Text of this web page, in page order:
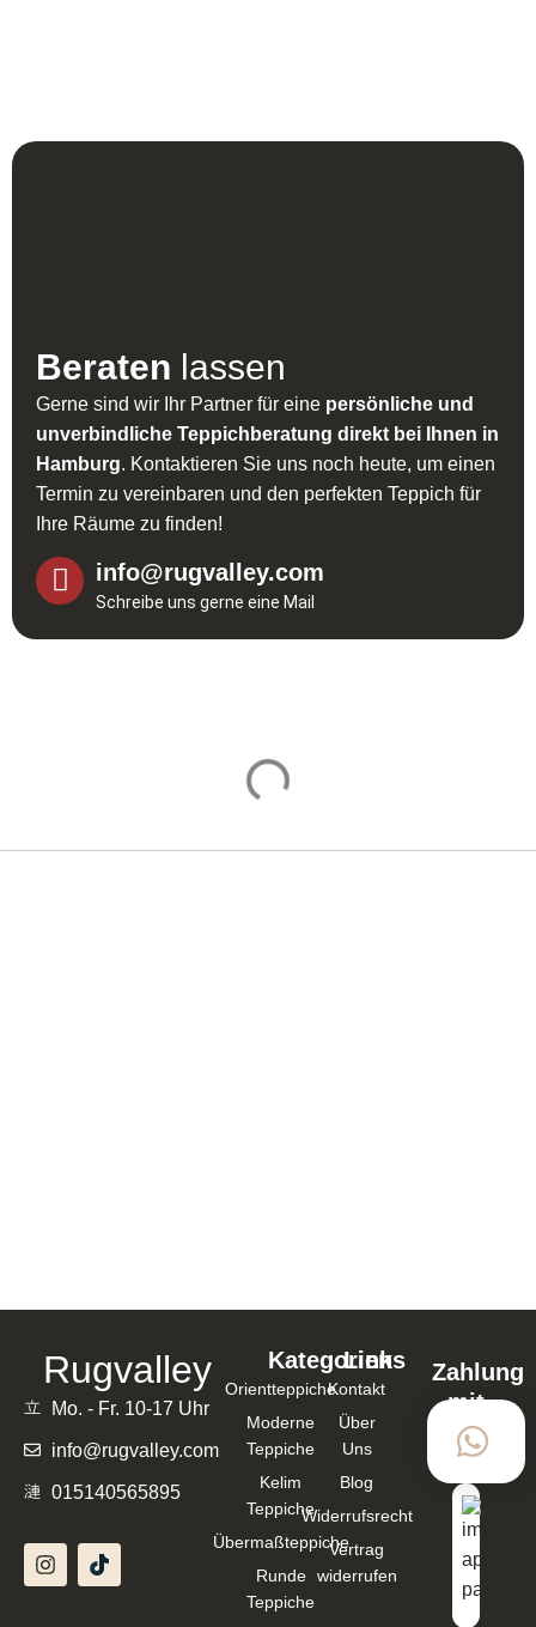
Beraten lassen
Gerne sind wir Ihr Partner für eine persönliche und
unverbindliche Teppichberatung direkt bei Ihnen in
Hamburg. Kontaktieren Sie uns noch heute, um einen
Termin zu vereinbaren und den perfekten Teppich für
Ihre Räume zu finden!
info@rugvalley.com
Schreibe uns gerne eine Mail
Rugvalley
Mo. - Fr. 10-17 Uhr
info@rugvalley.com
015140565895
Kategorien
Orientteppiche
Moderne
Teppiche
Kelim
Teppiche
Übermaßteppiche
Runde
Teppiche
Links
Kontakt
Über
Uns
Blog
Widerrufsrecht
Vertrag
widerrufen
Zahlung
mit